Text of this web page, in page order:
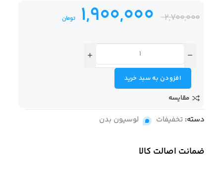
2,700,000
1,900,000 تومان
افزودن به سبد خرید
مقایسه
دسته: تخفیفات , لوسیون بدن
ضمانت اصالت کالا